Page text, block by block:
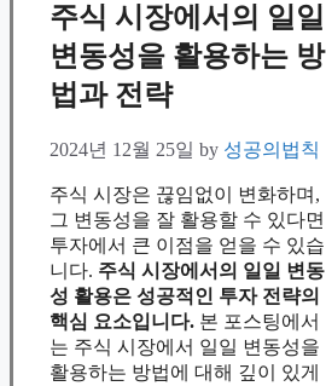
주식 시장에서의 일일
변동성을 활용하는 방
법과 전략
2024년 12월 25일 by 성공의법칙
주식 시장은 끊임없이 변화하며,
그 변동성을 잘 활용할 수 있다면
투자에서 큰 이점을 얻을 수 있습
니다. 주식 시장에서의 일일 변동
성 활용은 성공적인 투자 전략의
핵심 요소입니다. 본 포스팅에서
는 주식 시장에서 일일 변동성을
활용하는 방법에 대해 깊이 있게